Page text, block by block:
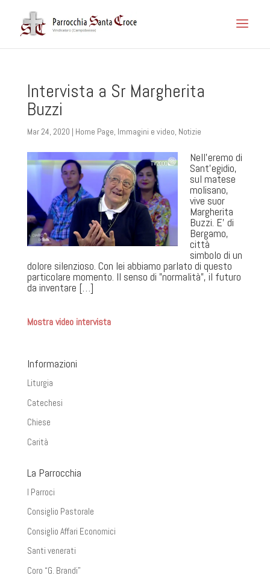
Intervista a Sr Margherita
Buzzi
Mar 24, 2020 | Home Page, Immagini e video, Notizie
Nell’eremo di
Sant’egidio,
sul matese
molisano,
vive suor
Margherita
Buzzi. E’ di
Bergamo,
città
simbolo di un
dolore silenzioso. Con lei abbiamo parlato di questo
particolare momento. Il senso di ”normalità”, il futuro
da inventare […]
Mostra video intervista
Informazioni
Liturgia
Catechesi
Chiese
Carità
La Parrocchia
I Parroci
Consiglio Pastorale
Consiglio Affari Economici
Santi venerati
Coro “G. Brandi”